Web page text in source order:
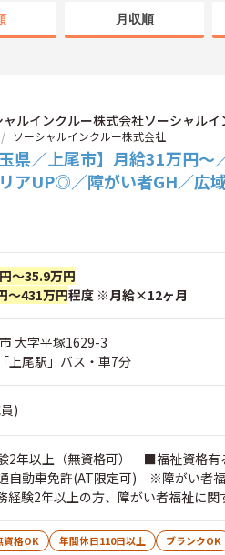
月収順
ャルインクルー株式会社ソーシャル
ソーシャルインクルー株式会社
玉県／上尾市】月給31万円
アUP◎／障がい者GH／広
～35.9万円
～431万円程度 ※月給×12ヶ月
大字平塚1629-3
上尾駅」バス・車7分
)
2年以上（無資格可） ■福祉資格有
動車免許(AT限定可) ※障がい者福
経験2年以上の方、障がい者福祉に関
資格OK 年間休日110日以上 ブランクOK